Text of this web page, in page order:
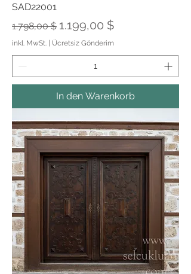
SAD22001
Standardpreis
1.798,00 $ Sale-Preis
1.199,00 $
inkl. MwSt. | Ücretsiz Gönderim
In den Warenkorb